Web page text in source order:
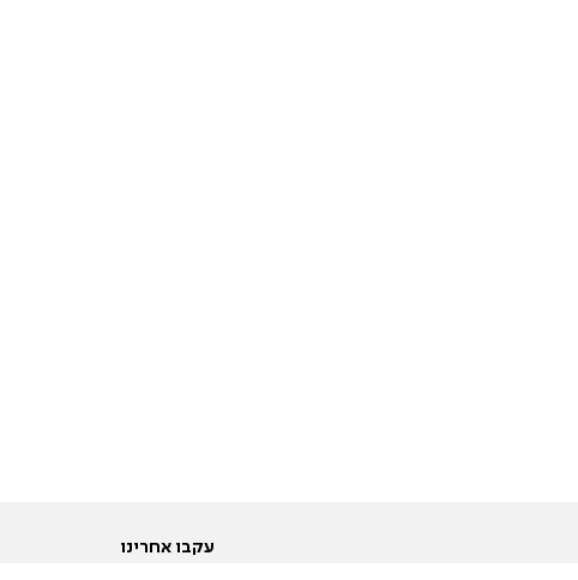
עקבו אחרינו